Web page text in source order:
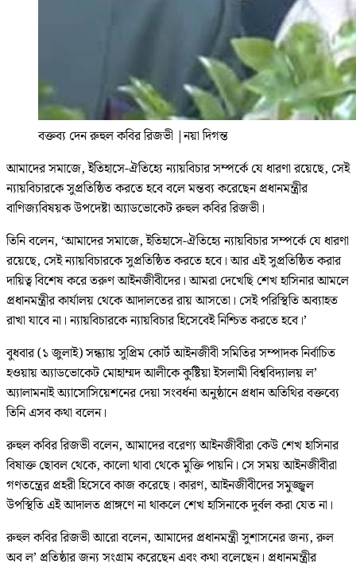
বক্তব্য দেন রুহুল কবির রিজভী |নয়া দিগন্ত
আমাদের সমাজে, ইতিহাসে-ঐতিহ্যে ন্যায়বিচার সম্পর্কে যে ধারণা রয়েছে, সেই
ন্যায়বিচারকে সুপ্রতিষ্ঠিত করতে হবে বলে মন্তব্য করেছেন প্রধানমন্ত্রীর
বাণিজ্যবিষয়ক উপদেষ্টা অ্যাডভোকেট রুহুল কবির রিজভী।
তিনি বলেন, ‘আমাদের সমাজে, ইতিহাসে-ঐতিহ্যে ন্যায়বিচার সম্পর্কে যে ধারণা
রয়েছে, সেই ন্যায়বিচারকে সুপ্রতিষ্ঠিত করতে হবে। আর এই সুপ্রতিষ্ঠিত করার
দায়িত্ব বিশেষ করে তরুণ আইনজীবীদের। আমরা দেখেছি শেখ হাসিনার আমলে
প্রধানমন্ত্রীর কার্যালয় থেকে আদালতের রায় আসতো। সেই পরিস্থিতি অব্যাহত
রাখা যাবে না। ন্যায়বিচারকে ন্যায়বিচার হিসেবেই নিশ্চিত করতে হবে।’
বুধবার (১ জুলাই) সন্ধ্যায় সুপ্রিম কোর্ট আইনজীবী সমিতির সম্পাদক নির্বাচিত
হওয়ায় অ্যাডভোকেট মোহাম্মদ আলীকে কুষ্টিয়া ইসলামী বিশ্ববিদ্যালয় ল’
অ্যালামনাই অ্যাসোসিয়েশনের দেয়া সংবর্ধনা অনুষ্ঠানে প্রধান অতিথির বক্তব্যে
তিনি এসব কথা বলেন।
রুহুল কবির রিজভী বলেন, আমাদের বরেণ্য আইনজীবীরা কেউ শেখ হাসিনার
বিষাক্ত ছোবল থেকে, কালো থাবা থেকে মুক্তি পায়নি। সে সময় আইনজীবীরা
গণতন্ত্রের প্রহরী হিসেবে কাজ করেছে। কারণ, আইনজীবীদের সমুজ্জ্বল
উপস্থিতি এই আদালত প্রাঙ্গণে না থাকলে শেখ হাসিনাকে দুর্বল করা যেত না।
রুহুল কবির রিজভী আরো বলেন, আমাদের প্রধানমন্ত্রী সুশাসনের জন্য, রুল
অব ল’ প্রতিষ্ঠার জন্য সংগ্রাম করেছেন এবং কথা বলেছেন। প্রধানমন্ত্রীর